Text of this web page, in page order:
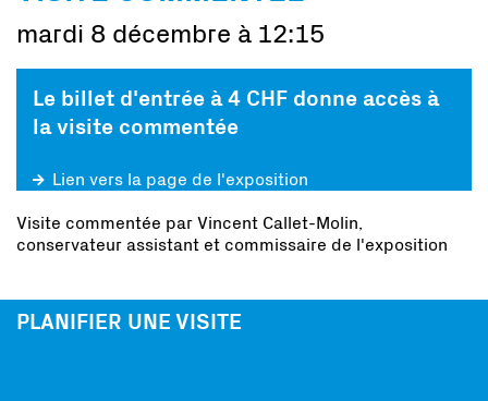
mardi 8 décembre à 12:15
Le billet d'entrée à 4 CHF donne accès à
la visite commentée
Lien vers la page de l'exposition
Visite commentée par Vincent Callet-Molin,
conservateur assistant et commissaire de l'exposition
PLANIFIER UNE VISITE